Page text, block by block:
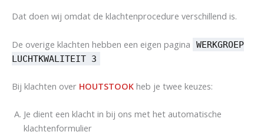
Dat doen wij omdat de klachtenprocedure verschillend is.
De overige klachten hebben een eigen pagina
WERKGROEP
LUCHTKWALITEIT 3
Bij klachten over HOUTSTOOK heb je twee keuzes:
Je dient een klacht in bij ons met het automatische
klachtenformulier